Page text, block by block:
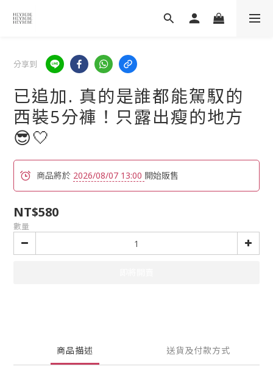
分享到
已追加. 真的是誰都能駕馭的
西裝5分褲！只露出瘦的地方
😎🤍
商品將於 2026/08/07 13:00 開始販售
NT$580
數量
商品描述 送貨及付款方式